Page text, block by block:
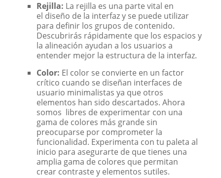
Rejilla: La rejilla es una parte vital en
el diseño de la interfaz y se puede utilizar
para definir los grupos de contenido.
Descubrirás rápidamente que los espacios y
la alineación ayudan a los usuarios a
entender mejor la estructura de la interfaz.
Color: El color se convierte en un factor
crítico cuando se diseñan interfaces de
usuario minimalistas ya que otros
elementos han sido descartados. Ahora
somos libres de experimentar con una
gama de colores más grande sin
preocuparse por comprometer la
funcionalidad. Experimenta con tu paleta al
inicio para asegurarte de que tienes una
amplia gama de colores que permitan
crear contraste y elementos sutiles.